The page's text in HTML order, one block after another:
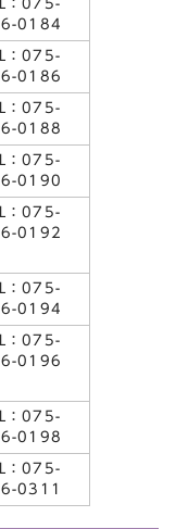
：075-
0184
：075-
0186
：075-
0188
：075-
0190
：075-
0192
：075-
0194
：075-
0196
：075-
0198
：075-
0311